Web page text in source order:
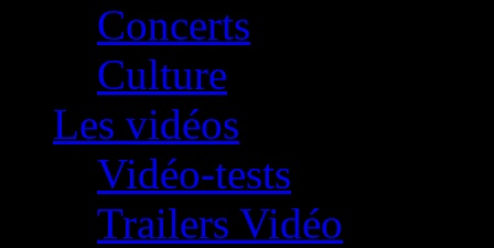
Concerts
Culture
Les vidéos
Vidéo-tests
Trailers Vidéo